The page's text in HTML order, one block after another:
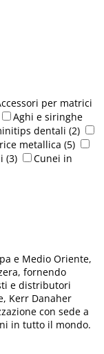
per matrici
Aghi e siringhe
dentali (2)
metallica (5)
(3)
Cunei in
e Medio Oriente,
fornendo
e distributori
Kerr Danaher
con sede a
in tutto il mondo.